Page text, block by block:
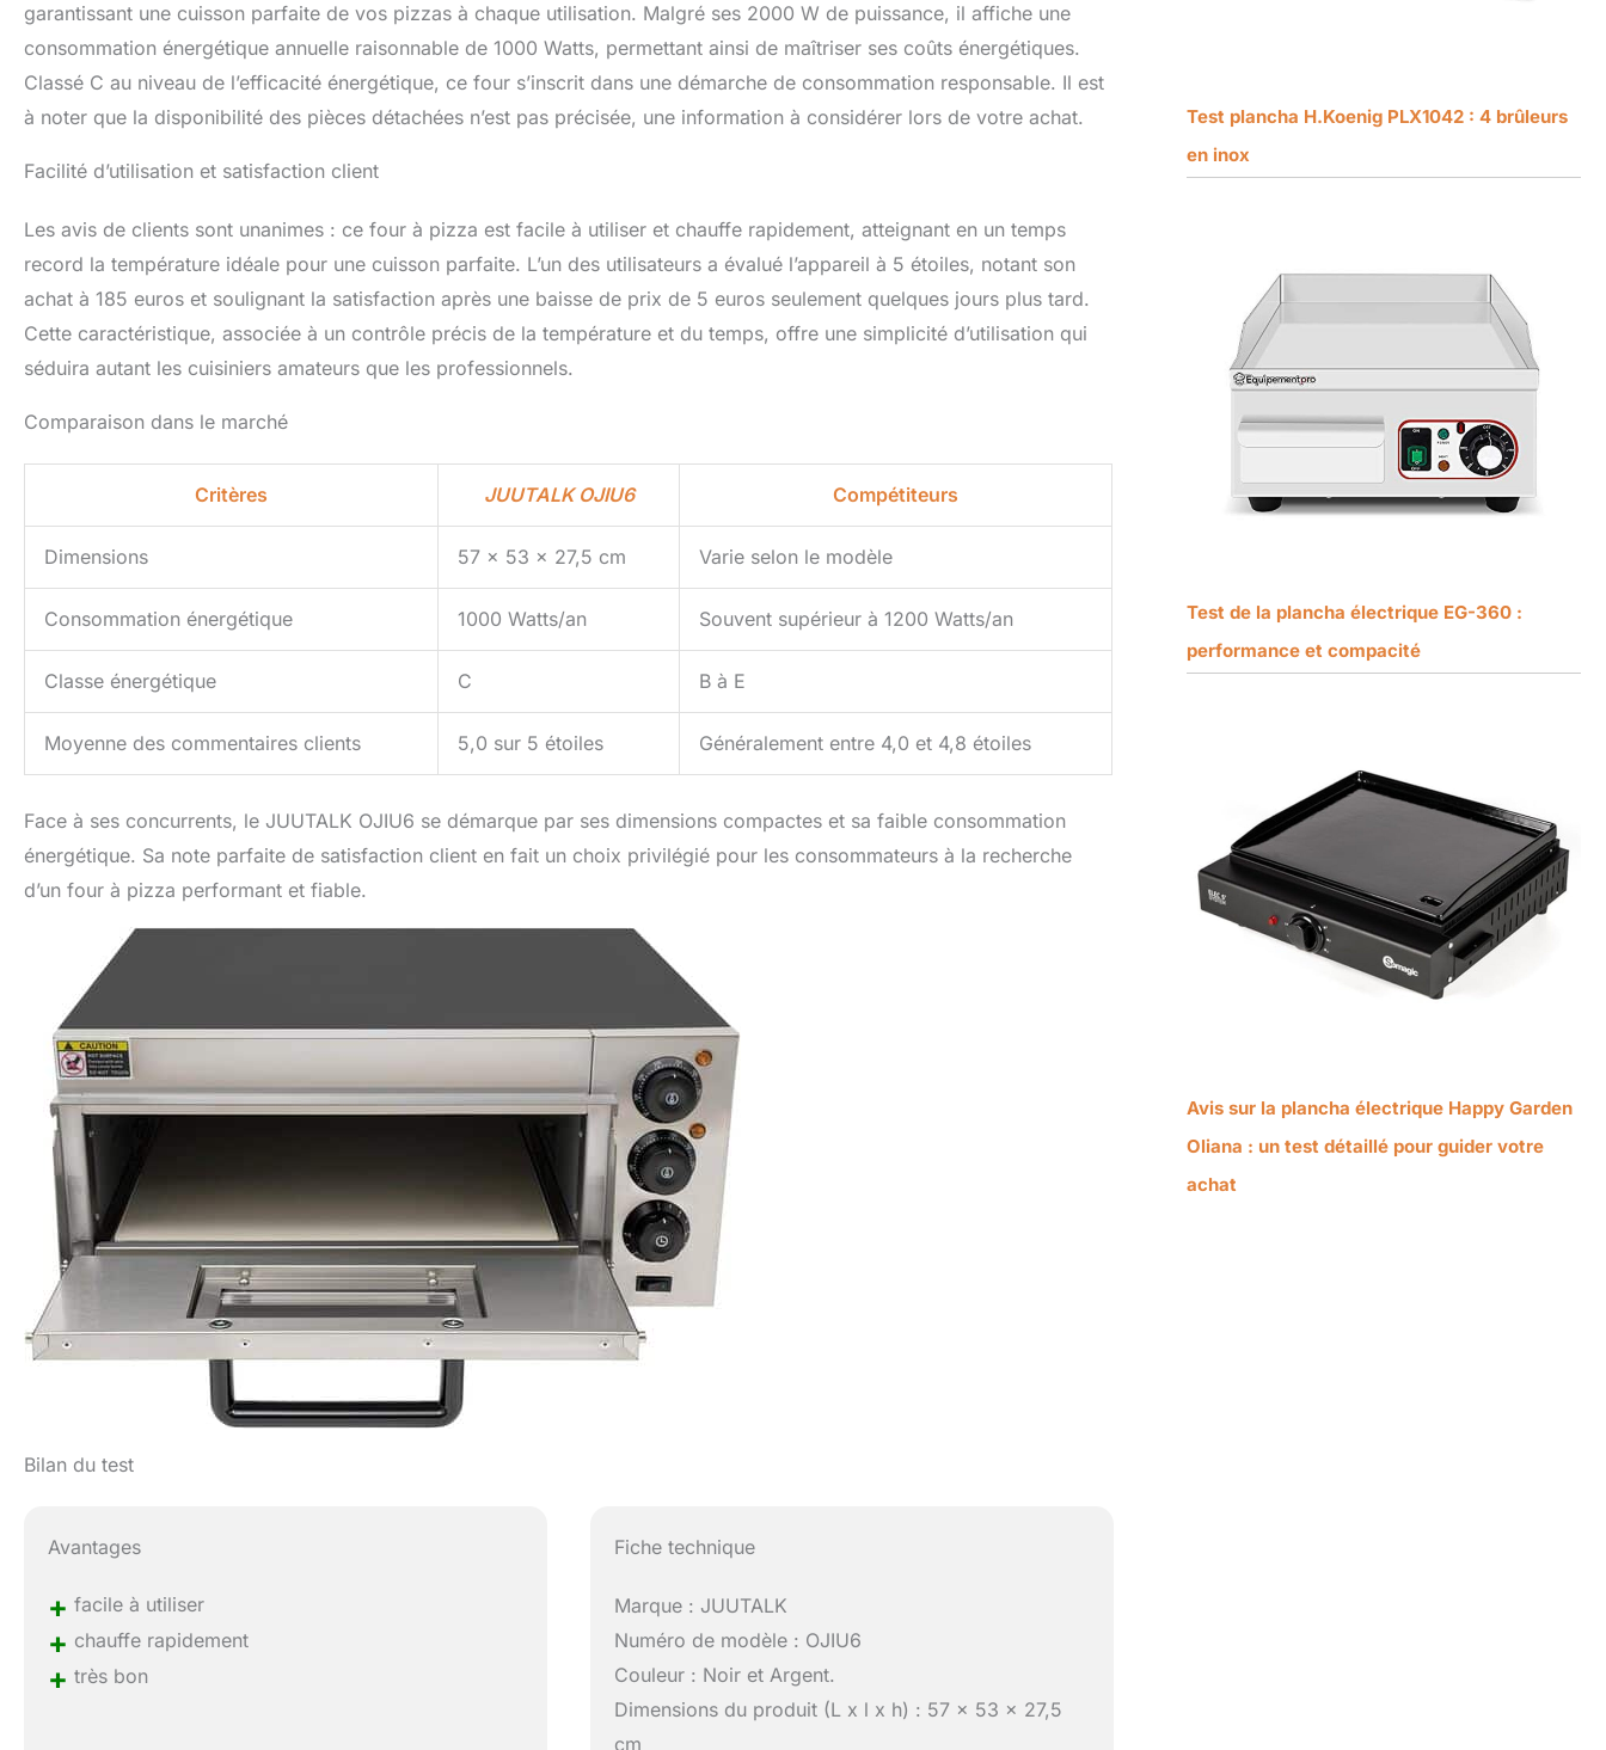
garantissant une cuisson parfaite de vos pizzas à chaque utilisation. Malgré ses 2000 W de puissance, il affiche une
consommation énergétique annuelle raisonnable de 1000 Watts, permettant ainsi de maîtriser ses coûts énergétiques.
Classé C au niveau de l’efficacité énergétique, ce four s’inscrit dans une démarche de consommation responsable. Il est
à noter que la disponibilité des pièces détachées n’est pas précisée, une information à considérer lors de votre achat.
Facilité d’utilisation et satisfaction client
Les avis de clients sont unanimes : ce four à pizza est facile à utiliser et chauffe rapidement, atteignant en un temps
record la température idéale pour une cuisson parfaite. L’un des utilisateurs a évalué l’appareil à 5 étoiles, notant son
achat à 185 euros et soulignant la satisfaction après une baisse de prix de 5 euros seulement quelques jours plus tard.
Cette caractéristique, associée à un contrôle précis de la température et du temps, offre une simplicité d’utilisation qui
séduira autant les cuisiniers amateurs que les professionnels.
Comparaison dans le marché
Critères JUUTALK OJIU6 Compétiteurs
Dimensions 57 x 53 x 27,5 cm Varie selon le modèle
Consommation énergétique 1000 Watts/an Souvent supérieur à 1200 Watts/an
Classe énergétique C B à E
Moyenne des commentaires clients 5,0 sur 5 étoiles Généralement entre 4,0 et 4,8 étoiles
Face à ses concurrents, le JUUTALK OJIU6 se démarque par ses dimensions compactes et sa faible consommation
énergétique. Sa note parfaite de satisfaction client en fait un choix privilégié pour les consommateurs à la recherche
d’un four à pizza performant et fiable.
Bilan du test
Avantages
+ facile à utiliser
+ chauffe rapidement
+ très bon
Fiche technique
Marque : JUUTALK
Numéro de modèle : OJIU6
Couleur : Noir et Argent.
Dimensions du produit (L x l x h) : 57 x 53 x 27,5
cm
Test plancha H.Koenig PLX1042 : 4 brûleurs
en inox
Test de la plancha électrique EG-360 :
performance et compacité
Avis sur la plancha électrique Happy Garden
Oliana : un test détaillé pour guider votre
achat